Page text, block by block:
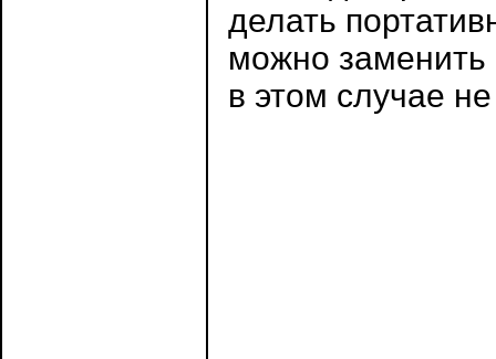
делать
можно
в этом случае